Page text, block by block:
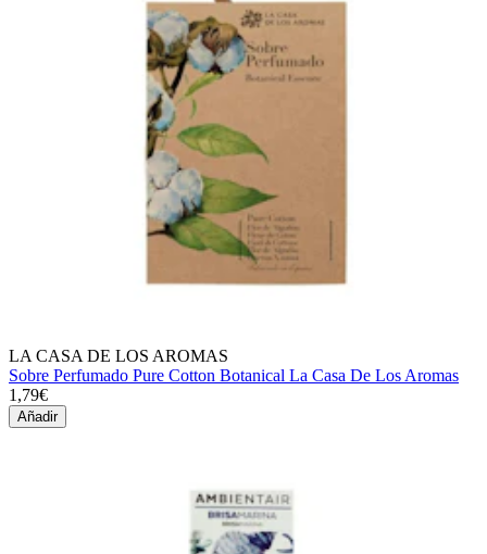
LA CASA DE LOS AROMAS
Sobre Perfumado Pure Cotton Botanical La Casa De Los Aromas
1,79€
Añadir